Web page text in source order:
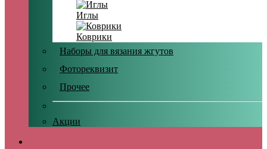
Иглы
Коврики
Наборы для вязания жгутов
Фотореквизит
Прочее
Акции